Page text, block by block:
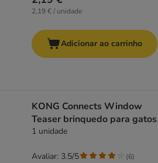
2,19 € / unidade
Adicionar ao carrinho
KONG Connects Window
Teaser brinquedo para gatos
1 unidade
Avaliar: 3.5/5 (6)